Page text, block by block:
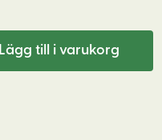
Lägg till i varukorg